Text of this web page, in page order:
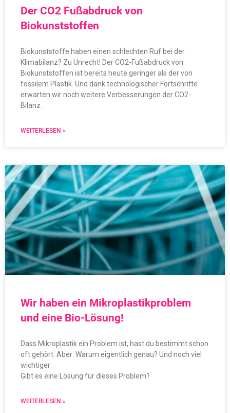
Der CO2 Fußabdruck von
Biokunststoffen
Biokunststoffe haben einen schlechten Ruf bei der
Klimabilanz? Zu Unrecht! Der CO2-Fußabdruck von
Biokunststoffen ist bereits heute geringer als der von
fossilem Plastik. Und dank technologischer Fortschritte
erwarten wir noch weitere Verbesserungen der CO2-
Bilanz.
WEITERLESEN »
Wir haben ein Mikroplastikproblem
und eine Bio-Lösung!
Dass Mikroplastik ein Problem ist, hast du bestimmt schon
oft gehört. Aber: Warum eigentlich genau? Und noch viel
wichtiger:
Gibt es eine Lösung für dieses Problem?
WEITERLESEN »